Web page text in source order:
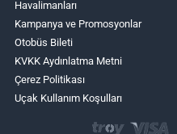
Havalimanları
Kampanya ve Promosyonlar
Otobüs Bileti
KVKK Aydınlatma Metni
Çerez Politikası
Uçak Kullanım Koşulları